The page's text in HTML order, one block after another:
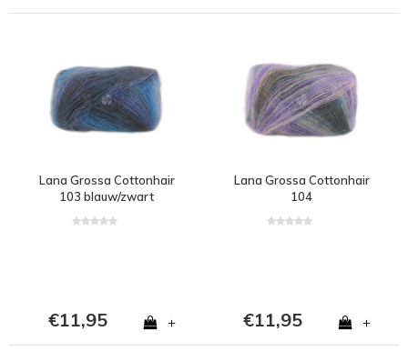
Lana Grossa Cottonhair
103 blauw/zwart
€11,95 +
Lana Grossa Cottonhair
104
€11,95 +